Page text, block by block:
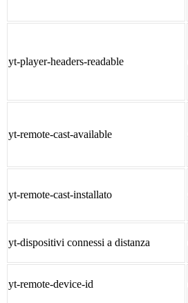
yt-player-headers-readable
yt-remote-cast-available
yt-remote-cast-installato
yt-dispositivi connessi a distanza
yt-remote-device-id